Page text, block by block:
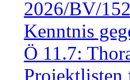
2026/BV/
Kenntnis
Ö 11.7:
Projektlisten